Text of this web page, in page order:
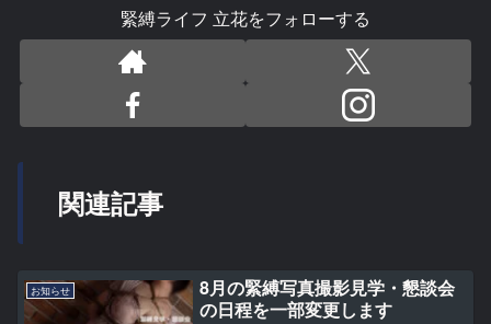
緊縛ライフ 立花をフォローする
関連記事
お知らせ
8月の緊縛写真撮影見学・懇談会
の日程を一部変更します